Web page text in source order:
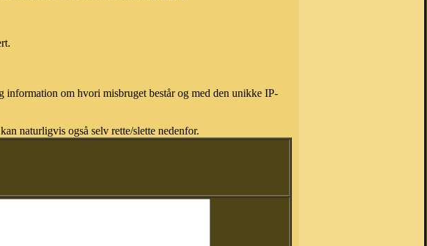
om hvori misbruget består og med den unikke IP-
naturligvis også selv rette/slette nedenfor.